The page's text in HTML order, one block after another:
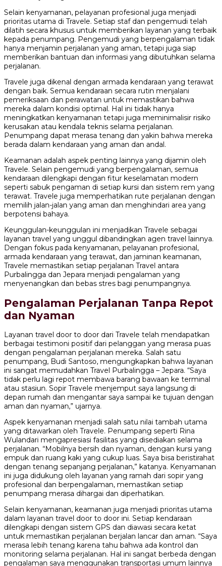
Selain kenyamanan, pelayanan profesional juga menjadi
prioritas utama di Travele. Setiap staf dan pengemudi telah
dilatih secara khusus untuk memberikan layanan yang terbaik
kepada penumpang. Pengemudi yang berpengalaman tidak
hanya menjamin perjalanan yang aman, tetapi juga siap
memberikan bantuan dan informasi yang dibutuhkan selama
perjalanan.
Travele juga dikenal dengan armada kendaraan yang terawat
dengan baik. Semua kendaraan secara rutin menjalani
pemeriksaan dan perawatan untuk memastikan bahwa
mereka dalam kondisi optimal. Hal ini tidak hanya
meningkatkan kenyamanan tetapi juga meminimalisir risiko
kerusakan atau kendala teknis selama perjalanan.
Penumpang dapat merasa tenang dan yakin bahwa mereka
berada dalam kendaraan yang aman dan andal.
Keamanan adalah aspek penting lainnya yang dijamin oleh
Travele. Selain pengemudi yang berpengalaman, semua
kendaraan dilengkapi dengan fitur keselamatan modern
seperti sabuk pengaman di setiap kursi dan sistem rem yang
terawat. Travele juga memperhatikan rute perjalanan dengan
memilih jalan-jalan yang aman dan menghindari area yang
berpotensi bahaya.
Keunggulan-keunggulan ini menjadikan Travele sebagai
layanan travel yang unggul dibandingkan agen travel lainnya.
Dengan fokus pada kenyamanan, pelayanan profesional,
armada kendaraan yang terawat, dan jaminan keamanan,
Travele memastikan setiap perjalanan Travel antara
Purbalingga dan Jepara menjadi pengalaman yang
menyenangkan dan bebas stres bagi penumpangnya.
Pengalaman Perjalanan Tanpa Repot
dan Nyaman
Layanan travel door to door dari Travele telah mendapatkan
berbagai testimoni positif dari pelanggan yang merasa puas
dengan pengalaman perjalanan mereka. Salah satu
penumpang, Budi Santoso, mengungkapkan bahwa layanan
ini sangat memudahkan Travel Purbalingga – Jepara. “Saya
tidak perlu lagi repot membawa barang bawaan ke terminal
atau stasiun. Sopir Travele menjemput saya langsung di
depan rumah dan mengantar saya sampai ke tujuan dengan
aman dan nyaman,” ujarnya.
Aspek kenyamanan menjadi salah satu nilai tambah utama
yang ditawarkan oleh Travele. Penumpang seperti Rina
Wulandari mengapresiasi fasilitas yang disediakan selama
perjalanan. “Mobilnya bersih dan nyaman, dengan kursi yang
empuk dan ruang kaki yang cukup luas. Saya bisa beristirahat
dengan tenang sepanjang perjalanan,” katanya. Kenyamanan
ini juga didukung oleh layanan yang ramah dari sopir yang
profesional dan berpengalaman, memastikan setiap
penumpang merasa dihargai dan diperhatikan.
Selain kenyamanan, keamanan juga menjadi prioritas utama
dalam layanan travel door to door ini. Setiap kendaraan
dilengkapi dengan sistem GPS dan diawasi secara ketat
untuk memastikan perjalanan berjalan lancar dan aman. “Saya
merasa lebih tenang karena tahu bahwa ada kontrol dan
monitoring selama perjalanan. Hal ini sangat berbeda dengan
pengalaman saya menggunakan transportasi umum lainnya